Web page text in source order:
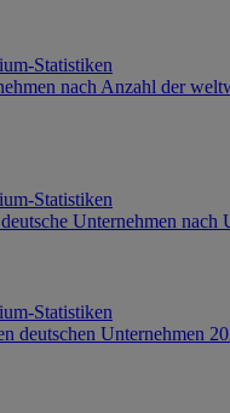
Statistiken
nach Anzahl der
Statistiken
Unternehmen nach
Statistiken
deutschen Unternehmen